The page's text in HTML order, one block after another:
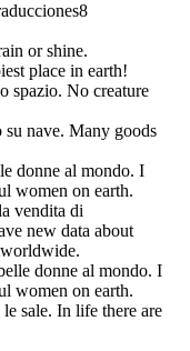
8
or shine.
place in earth!
spazio. No creature
su nave. Many goods
donne al mondo. I
women on earth.
vendita di
new data about
donne al mondo. I
women on earth.
sale. In life there are